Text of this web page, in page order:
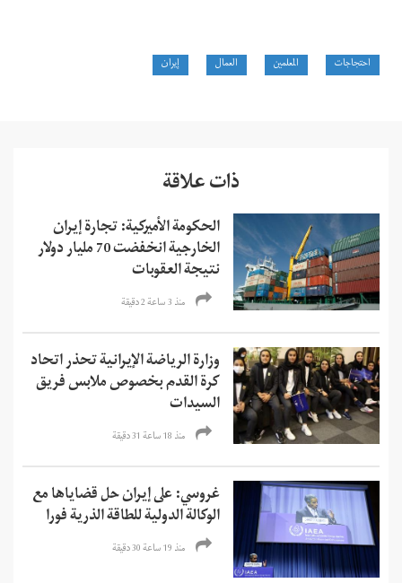
احتجاجات المعلمين العمال إيران
ذات علاقة
الحكومة الأميركية: تجارة إيران
الخارجية انخفضت 70 مليار دولار
نتيجة العقوبات
منذ 3 ساعة 2 دقیقة
وزارة الرياضة الإيرانية تحذر اتحاد
كرة القدم بخصوص ملابس فريق
السيدات
منذ 18 ساعة 31 دقیقة
غروسي: على إيران حل قضاياها مع
الوكالة الدولية للطاقة الذرية فورا
منذ 19 ساعة 30 دقیقة